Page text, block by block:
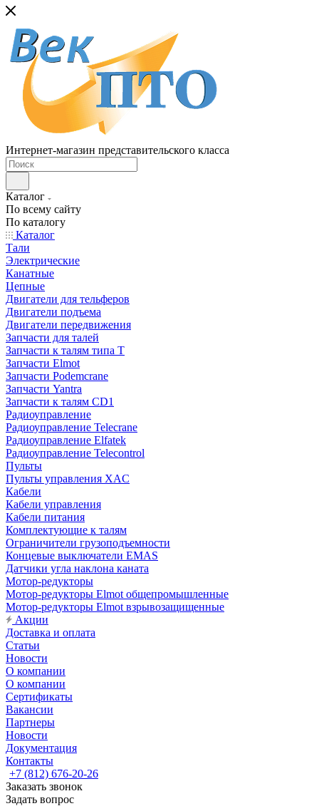
Интернет-магазин представительского класса
Каталог
По всему сайту
По каталогу
Каталог
Тали
Электрические
Канатные
Цепные
Двигатели для тельферов
Двигатели подъема
Двигатели передвижения
Запчасти для талей
Запчасти к талям типа Т
Запчасти Elmot
Запчасти Podemcrane
Запчасти Yantra
Запчасти к талям CD1
Радиоуправление
Радиоуправление Telecrane
Радиоуправление Elfatek
Радиоуправление Telecontrol
Пульты
Пульты управления XAC
Кабели
Кабели управления
Кабели питания
Комплектующие к талям
Ограничители грузоподъемности
Концевые выключатели EMAS
Датчики угла наклона каната
Мотор-редукторы
Мотор-редукторы Elmot общепромышленные
Мотор-редукторы Elmot взрывозащищенные
Акции
Доставка и оплата
Статьи
Новости
О компании
О компании
Сертификаты
Вакансии
Партнеры
Новости
Документация
Контакты
+7 (812) 676-20-26
Заказать звонок
Задать вопрос